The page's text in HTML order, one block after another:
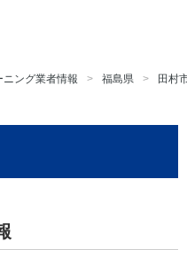
ング業者情報 福島県 田村